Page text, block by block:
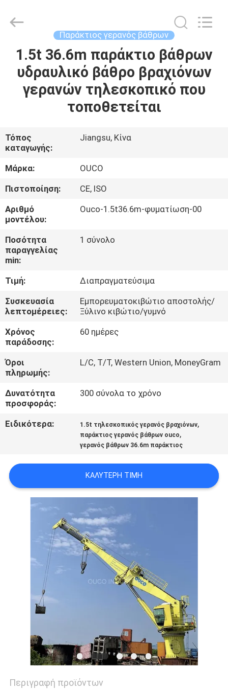
ΣΠΊΤΙ
ΠΡΟΪΌΝΤΑ
ΕΜΦΆΝΙΣΗ
VR
ΣΧΕΤΙΚΆ
ΜΕ
ΕΜΆΣ
ΣΤΟ
ΕΡΓΟΣΤΆΣΙΟ
ΈΛΕΓΧΟΣ
ΠΟΙΌΤΗΤΑΣ
ΕΙΔΉΣΕΙΣ
ΥΠΟΘΈΣΕΙΣ
US
SITEMAP
ΠΟΛΙΤΙΚΉ
ΑΠΟΡΡΉΤΟΥ
GROUP
Reserved.
Παράκτιος γερανός βάθρων
1.5t 36.6m παράκτιο βάθρων
υδραυλικό βάθρο βραχιόνων
γερανών τηλεσκοπικό που
τοποθετείται
Τόπος
καταγωγής:
Jiangsu, Κίνα
Μάρκα:
OUCO
Πιστοποίηση:
CE, ISO
Αριθμό
μοντέλου:
Ouco-1.5t36.6m-φυματίωση-00
Ποσότητα
παραγγελίας
min:
1 σύνολο
Τιμή:
Διαπραγματεύσιμα
Συσκευασία
λεπτομέρειες:
Εμπορευματοκιβώτιο αποστολής/
Ξύλινο κιβώτιο/γυμνό
Χρόνος
παράδοσης:
60 ημέρες
Όροι
πληρωμής:
L/C, T/T, Western Union, MoneyGram
Δυνατότητα
προσφοράς:
300 σύνολα το χρόνο
Ειδικότερα: 1.5t τηλεσκοπικός γερανός βραχιόνων,
παράκτιος γερανός βάθρων ouco,
γερανός βάθρων 36.6m παράκτιος
ΚΑΛΎΤΕΡΗ ΤΙΜΉ
Περιγραφή προϊόντων